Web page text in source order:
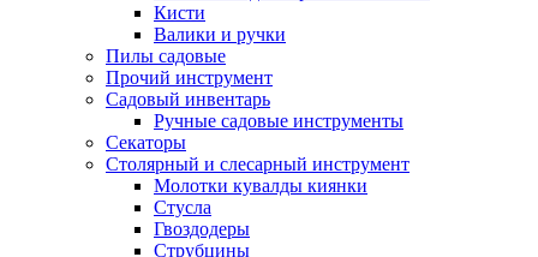
Кисти
Валики и ручки
Пилы садовые
Прочий инструмент
Садовый инвентарь
Ручные садовые инструменты
Секаторы
Столярный и слесарный инструмент
Молотки кувалды киянки
Стусла
Гвоздодеры
Струбцины